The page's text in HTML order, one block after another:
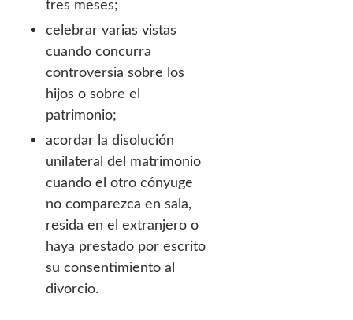
tres meses;
celebrar varias vistas
cuando concurra
controversia sobre los
hijos o sobre el
patrimonio;
acordar la disolución
unilateral del matrimonio
cuando el otro cónyuge
no comparezca en sala,
resida en el extranjero o
haya prestado por escrito
su consentimiento al
divorcio.